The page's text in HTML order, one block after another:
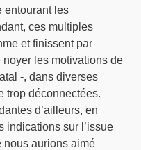
entourant les
ces multiples
et finissent par
noyer les motivations de
-, dans diverses
trop déconnectées.
d’ailleurs, en
indications sur l’issue
nous aurions aimé